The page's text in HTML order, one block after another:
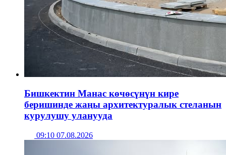
Бишкектин Манас көчөсүнүн кире
беришинде жаңы архитектуралык стеланын
курулушу уланууда
09:10 07.08.2026